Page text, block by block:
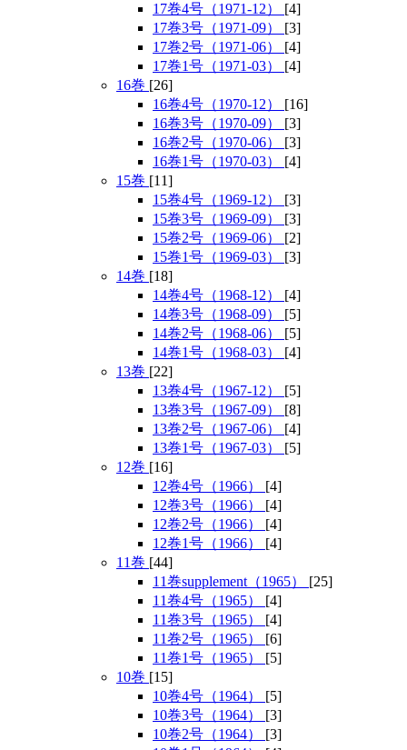
17巻4号（1971-12） [4]
17巻3号（1971-09） [3]
17巻2号（1971-06） [4]
17巻1号（1971-03） [4]
16巻 [26]
16巻4号（1970-12） [16]
16巻3号（1970-09） [3]
16巻2号（1970-06） [3]
16巻1号（1970-03） [4]
15巻 [11]
15巻4号（1969-12） [3]
15巻3号（1969-09） [3]
15巻2号（1969-06） [2]
15巻1号（1969-03） [3]
14巻 [18]
14巻4号（1968-12） [4]
14巻3号（1968-09） [5]
14巻2号（1968-06） [5]
14巻1号（1968-03） [4]
13巻 [22]
13巻4号（1967-12） [5]
13巻3号（1967-09） [8]
13巻2号（1967-06） [4]
13巻1号（1967-03） [5]
12巻 [16]
12巻4号（1966） [4]
12巻3号（1966） [4]
12巻2号（1966） [4]
12巻1号（1966） [4]
11巻 [44]
11巻supplement（1965） [25]
11巻4号（1965） [4]
11巻3号（1965） [4]
11巻2号（1965） [6]
11巻1号（1965） [5]
10巻 [15]
10巻4号（1964） [5]
10巻3号（1964） [3]
10巻2号（1964） [3]